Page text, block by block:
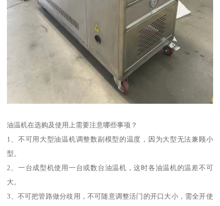
油温机在选购及使用上需要注意哪些事项？
1、不可用大型油温机调整数副模型的温度，因为大型无法兼顾小
型。
2、一台成型机使用一台或数台油温机，这时各油温机的温差不可
大。
3、不可把管路做分歧用，不可随意调整活门的开口大小，需全开使